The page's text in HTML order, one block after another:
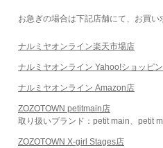
お急ぎの場合は下記店舗にて、お買い
ナルミヤオンライン楽天市場店
ナルミヤオンライン Yahoo!ショッピ
ナルミヤオンライン Amazon店
ZOZOTOWN petitmain店
取り扱いブランド：petit main、petit
ZOZOTOWN X-girl Stages店